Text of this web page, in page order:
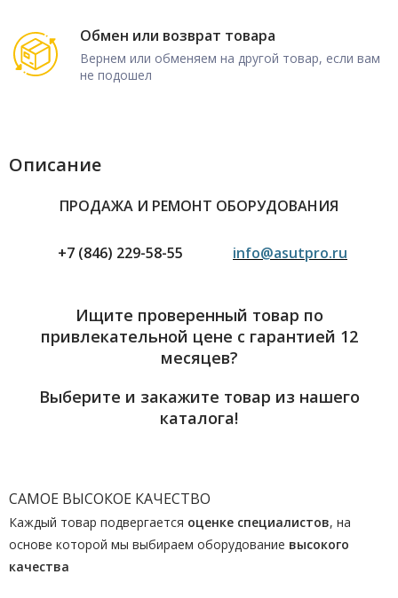
Обмен или возврат товара
Вернем или обменяем на другой товар, если вам
не подошел
Описание
ПРОДАЖА И РЕМОНТ ОБОРУДОВАНИЯ
+7 (846) 229-58-55 info@asutpro.ru
Ищите проверенный товар по
привлекательной цене с гарантией 12
месяцев?
Выберите и закажите товар из нашего
каталога!
САМОЕ ВЫСОКОЕ КАЧЕСТВО
Каждый товар подвергается оценке специалистов, на
основе которой мы выбираем оборудование высокого
качества